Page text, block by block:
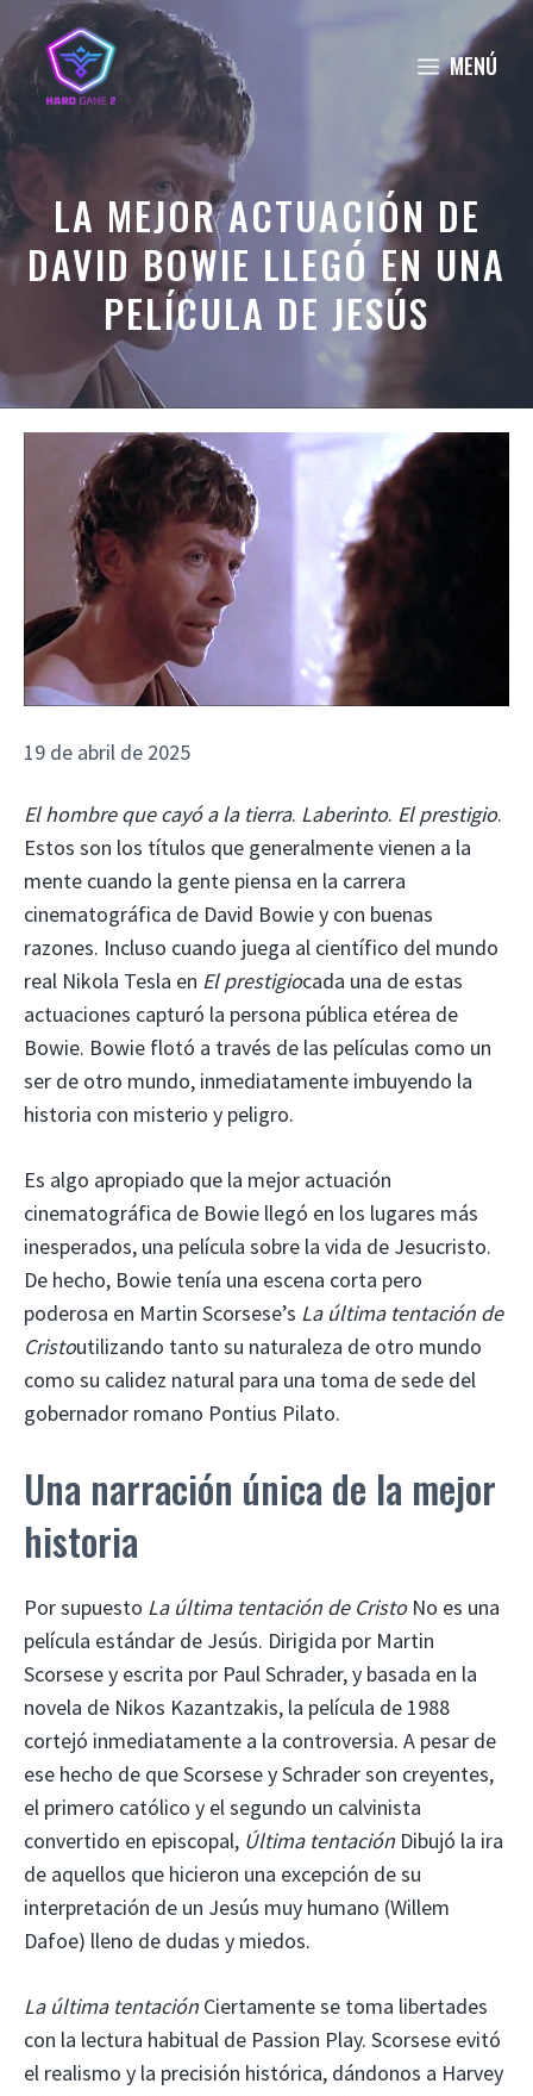
Saltar
al
contenido
MENÚ
LA MEJOR ACTUACIÓN DE
DAVID BOWIE LLEGÓ EN UNA
PELÍCULA DE JESÚS
19 de abril de 2025
El hombre que cayó a la tierra. Laberinto. El prestigio.
Estos son los títulos que generalmente vienen a la
mente cuando la gente piensa en la carrera
cinematográfica de David Bowie y con buenas
razones. Incluso cuando juega al científico del mundo
real Nikola Tesla en El prestigiocada una de estas
actuaciones capturó la persona pública etérea de
Bowie. Bowie flotó a través de las películas como un
ser de otro mundo, inmediatamente imbuyendo la
historia con misterio y peligro.
Es algo apropiado que la mejor actuación
cinematográfica de Bowie llegó en los lugares más
inesperados, una película sobre la vida de Jesucristo.
De hecho, Bowie tenía una escena corta pero
poderosa en Martin Scorsese’s La última tentación de
Cristoutilizando tanto su naturaleza de otro mundo
como su calidez natural para una toma de sede del
gobernador romano Pontius Pilato.
Una narración única de la mejor
historia
Por supuesto La última tentación de CristoNo es una
película estándar de Jesús. Dirigida por Martin
Scorsese y escrita por Paul Schrader, y basada en la
novela de Nikos Kazantzakis, la película de 1988
cortejó inmediatamente a la controversia. A pesar de
ese hecho de que Scorsese y Schrader son creyentes,
el primero católico y el segundo un calvinista
convertido en episcopal, Última tentación Dibujó la ira
de aquellos que hicieron una excepción de su
interpretación de un Jesús muy humano (Willem
Dafoe) lleno de dudas y miedos.
La última tentación Ciertamente se toma libertades
con la lectura habitual de Passion Play. Scorsese evitó
el realismo y la precisión histórica, dándonos a Harvey